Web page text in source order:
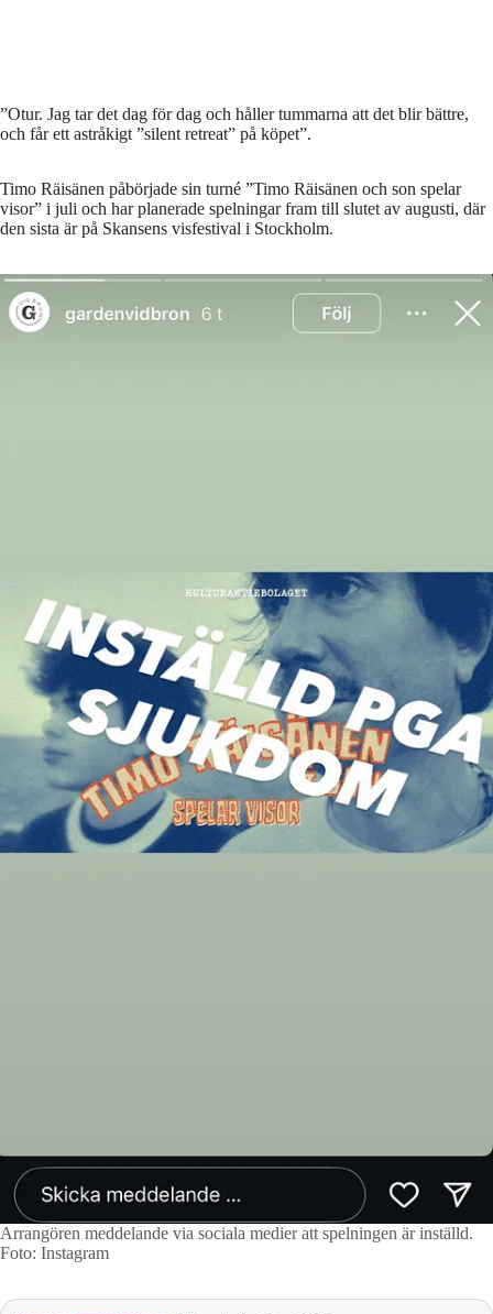
”Otur. Jag tar det dag för dag och håller tummarna att det blir bättre,
och får ett astråkigt ”silent retreat” på köpet”.
Timo Räisänen påbörjade sin turné ”Timo Räisänen och son spelar
visor” i juli och har planerade spelningar fram till slutet av augusti, där
den sista är på Skansens visfestival i Stockholm.
Arrangören meddelande via sociala medier att spelningen är inställd.
Foto: Instagram